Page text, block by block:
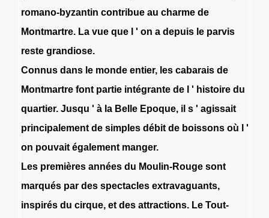
romano-byzantin contribue au charme de
Montmartre. La vue que ' on a depuis le parvis
reste grandiose.
Connus dans le monde entier, les cabarais de
Montmartre font partie intégrante de ' histoire du
quartier. Jusqu ' à la Belle Epoque, il s ' agissait
principalement de simples débit de boissons où
'
on pouvait également manger.
Les premières années du Moulin-Rouge sont
marqués par des spectacles extravaguants,
inspirés du cirque, et des attractions. Le Tout-